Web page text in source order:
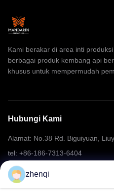
Kami berakar di area inti
berbagai produk kembang api
khusus untuk mempermudah
Hubungi Kami
Alamat: No.38 Rd. Biguiyuan,
tel: +86-186-7313-6404
E-mail:
zhenqi